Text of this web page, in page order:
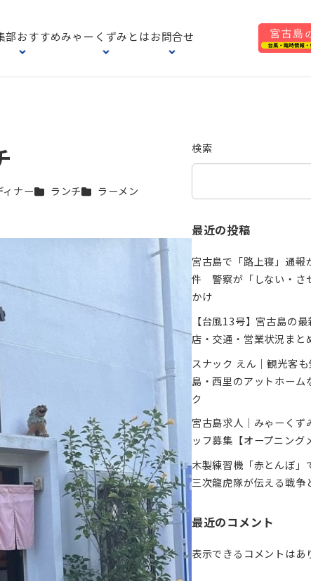
部おすすめみゃーくずみとはお問合せ
リー
ィナーカテゴリー
ランチカテゴリー
ラーメン
検索
最近の投稿
宮古島で「路上寝」通
件 警察が「しない・さ
かけ
【台風13号】宮古島の
店・交通・営業状況まと
スナック えん｜観光客
島・西里のアットホーム
ク
宮古島求人｜みゃーくず
ッフ募集【オープニング
木製練習機「赤とんぼ
三次龍虎隊が伝える戦争
最近のコメント
表示できるコメントはあ